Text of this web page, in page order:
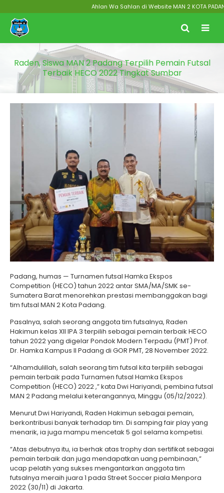
Ahlan Wa Sahlan di Website MAN 2 KOTA
Raden, Siswa MAN 2 Padang Terpilih Pemain Futsal
Terbaik HECO 2022 Tingkat Sumbar
Padang, humas — Turnamen futsal Hamka Ekspos
Competition (HECO) tahun 2022 antar SMA/MA/SMK se-
Sumatera Barat menorehkan prestasi membanggakan bagi
tim futsal MAN 2 Kota Padang.
Pasalnya, salah seorang anggota tim futsalnya, Raden
Hakimun kelas XII IPA 3 terpilih sebagai pemain terbaik HECO
tahun 2022 yang digelar Pondok Modern Terpadu (PMT) Prof.
Dr. Hamka Kampus II Padang di GOR PMT, 28 November 2022.
“Alhamdulillah, salah seorang tim futsal kita terpilih sebagai
pemain terbaik pada Turnamen futsal Hamka Ekspos
Competition (HECO) 2022 ,” kata Dwi Hariyandi, pembina futsal
MAN 2 Padang melalui keterangannya, Minggu (05/12/2022).
Menurut Dwi Hariyandi, Raden Hakimun sebagai pemain,
berkontribusi banyak terhadap tim. Di samping fair play yang
menarik, ia juga mampu mencetak 5 gol selama kompetisi.
“Atas debutnya itu, ia berhak atas trophy dan sertifikat sebagai
pemain terbaik dan juga mendapatkan uang pembinaan,”
ucap pelatih yang sukses mengantarkan anggota tim
futsalnya meraih juara 1 pada Street Soccer piala Menpora
2022 (30/11) di Jakarta.